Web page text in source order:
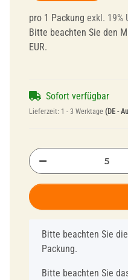
pro 1 Packung exkl. 19%
Bitte beachten Sie den
EUR.
Sofort verfügbar
Lieferzeit: 1 - 3 Werktage (DE -
xBitte beachten Sie
Packung.
Bitte beachten Sie